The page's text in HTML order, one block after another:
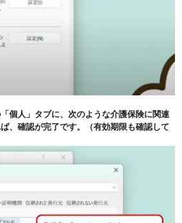
個人」タブに、次のような介護保険に関連
、確認が完了です。（有効期限も確認して